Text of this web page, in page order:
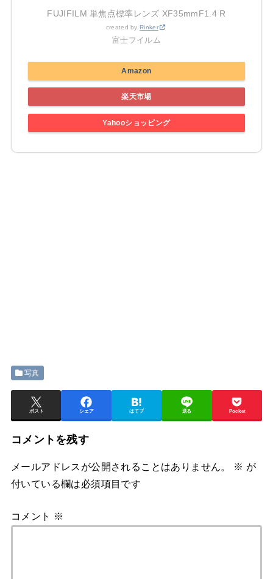
FUJIFILM 単焦点標準レンズ XF35mmF1.4 R
created byRinker
富士フイルム
Amazon
楽天市場
Yahooショッピング
写真
ポスト シェア はてブ 送る Pocket
コメントを残す
メールアドレスが公開されることはありません。 ※ が
付いている欄は必須項目です
コメント ※